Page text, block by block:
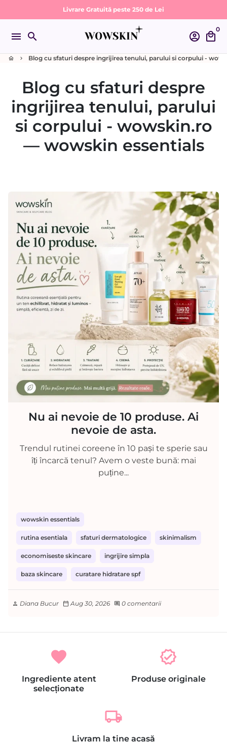
la
conținut
Livrare Gratuită peste 250 de Lei
menu search account_circle local_mall
0
home keyboard_arrow_right Blog cu sfaturi despre ingrijirea tenului, parului si corpului -
Blog cu sfaturi despre
ingrijirea tenului, parului
si corpului - wowskin.ro
— wowskin essentials
Nu ai nevoie de 10 produse. Ai
nevoie de asta.
Trendul rutinei coreene în 10 pași te sperie sau
îți încarcă tenul? Avem o veste bună: mai
puține...
baza skincare curatare hidratare spf
economiseste skincare ingrijire simpla
rutina esentiala sfaturi dermatologice skinimalism
wowskin essentials
person Diana Bucur calendar_today Aug 30, 2026 comment 0 comentarii
favorite
Ingrediente atent
selecționate
verified
Produse originale
local_shipping
Livram la tine acasă